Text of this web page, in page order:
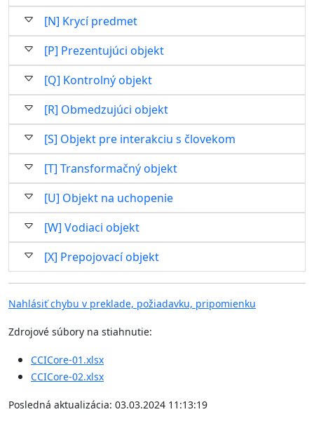
[N] Krycí predmet
[P] Prezentujúci objekt
[Q] Kontrolný objekt
[R] Obmedzujúci objekt
[S] Objekt pre interakciu s človekom
[T] Transformačný objekt
[U] Objekt na uchopenie
[W] Vodiaci objekt
[X] Prepojovací objekt
Nahlásiť chybu v preklade, požiadavku, pripomienku
Zdrojové súbory na stiahnutie:
CCICore-01.xlsx
CCICore-02.xlsx
Posledná aktualizácia: 03.03.2024 11:13:19